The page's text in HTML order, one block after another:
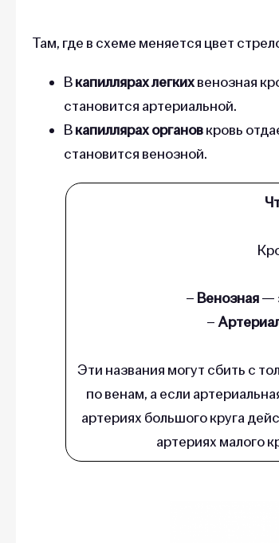
Там, где в схеме меняется цвет
Вкапиллярах легкихвенозная
становится артериальной.
Вкапиллярах органовкровь
становится венозной.
– Венозная—
–
Эти названия могут сбить с
по венам, а если
артериях большого круга
артериях малого